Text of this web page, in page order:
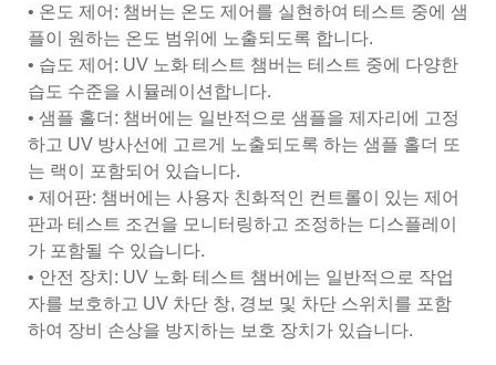
• 온도 제어: 챔버는 온도 제어를 실현하여 테스트 중에 샘
플이 원하는 온도 범위에 노출되도록 합니다.
• 습도 제어: UV 노화 테스트 챔버는 테스트 중에 다양한
습도 수준을 시뮬레이션합니다.
• 샘플 홀더: 챔버에는 일반적으로 샘플을 제자리에 고정
하고 UV 방사선에 고르게 노출되도록 하는 샘플 홀더 또
는 랙이 포함되어 있습니다.
• 제어판: 챔버에는 사용자 친화적인 컨트롤이 있는 제어
판과 테스트 조건을 모니터링하고 조정하는 디스플레이
가 포함될 수 있습니다.
• 안전 장치: UV 노화 테스트 챔버에는 일반적으로 작업
자를 보호하고 UV 차단 창, 경보 및 차단 스위치를 포함
하여 장비 손상을 방지하는 보호 장치가 있습니다.